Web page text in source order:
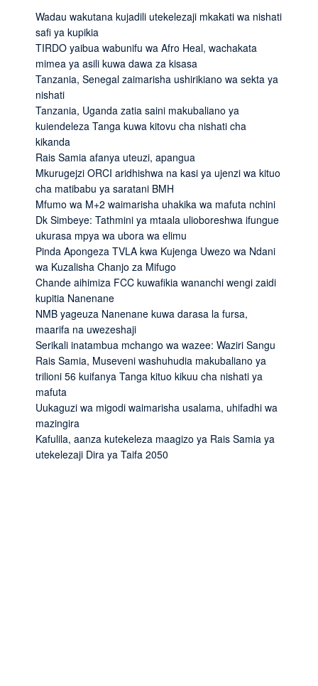
Wadau wakutana kujadili utekelezaji mkakati wa nishati
safi ya kupikia
TIRDO yaibua wabunifu wa Afro Heal, wachakata
mimea ya asili kuwa dawa za kisasa
Tanzania, Senegal zaimarisha ushirikiano wa sekta ya
nishati
Tanzania, Uganda zatia saini makubaliano ya
kuiendeleza Tanga kuwa kitovu cha nishati cha
kikanda
Rais Samia afanya uteuzi, apangua
Mkurugejzi ORCI aridhishwa na kasi ya ujenzi wa kituo
cha matibabu ya saratani BMH
Mfumo wa M+2 waimarisha uhakika wa mafuta nchini
Dk Simbeye: Tathmini ya mtaala ulioboreshwa ifungue
ukurasa mpya wa ubora wa elimu
Pinda Apongeza TVLA kwa Kujenga Uwezo wa Ndani
wa Kuzalisha Chanjo za Mifugo
Chande aihimiza FCC kuwafikia wananchi wengi zaidi
kupitia Nanenane
NMB yageuza Nanenane kuwa darasa la fursa,
maarifa na uwezeshaji
Serikali inatambua mchango wa wazee: Waziri Sangu
Rais Samia, Museveni washuhudia makubaliano ya
trilioni 56 kuifanya Tanga kituo kikuu cha nishati ya
mafuta
Uukaguzi wa migodi waimarisha usalama, uhifadhi wa
mazingira
Kafulila, aanza kutekeleza maagizo ya Rais Samia ya
utekelezaji Dira ya Taifa 2050